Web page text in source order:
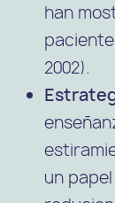
han
2002).
un